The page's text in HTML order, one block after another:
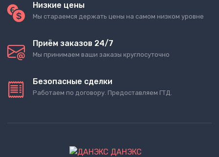
Низкие цены
Мы стараемся держать цены на самом низком уровне
Приём заказов 24/7
Мы принимаем ваши заказы круглосуточно
Безопасные сделки
Работаем по договору. Предоставляем ГТД.
ДАНЭКС